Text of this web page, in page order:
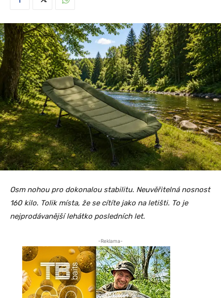
Osm nohou pro dokonalou stabilitu. Neuvěřitelná nosnost
160 kilo. Tolik místa, že se cítíte jako na letišti. To je
nejprodávanější lehátko posledních let.
-Reklama-